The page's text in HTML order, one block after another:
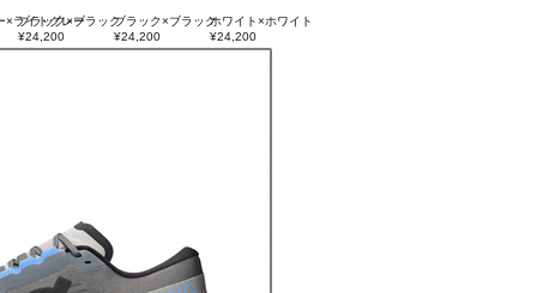
×ライトグレー
ブラック×ブラック
¥24,200
ブラック×ブラック
¥24,200
ホワイト×ホワイト
¥24,200